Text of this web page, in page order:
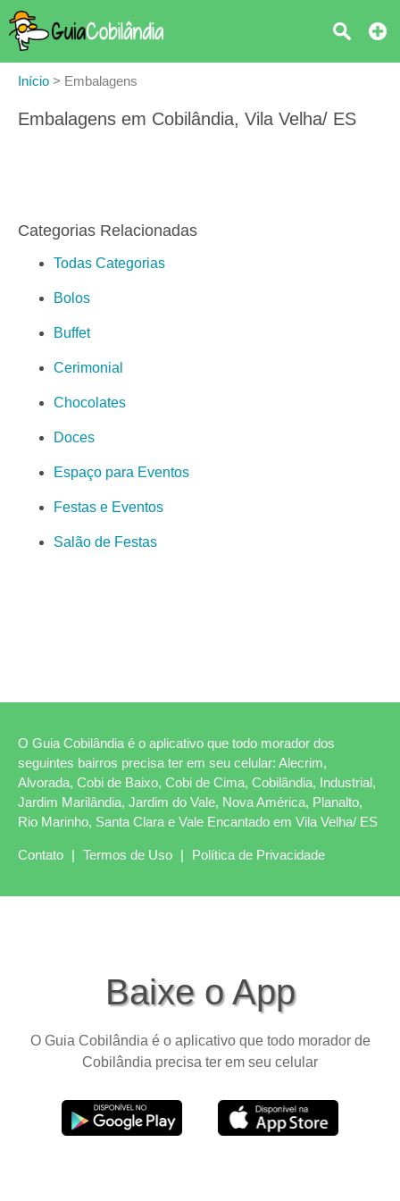
Início > Embalagens
Embalagens em Cobilândia, Vila Velha/ ES
Categorias Relacionadas
Todas Categorias
Bolos
Buffet
Cerimonial
Chocolates
Doces
Espaço para Eventos
Festas e Eventos
Salão de Festas
O Guia Cobilândia é o aplicativo que todo morador dos
seguintes bairros precisa ter em seu celular: Alecrim,
Alvorada, Cobi de Baixo, Cobi de Cima, Cobilândia, Industrial,
Jardim Marilândia, Jardim do Vale, Nova América, Planalto,
Rio Marinho, Santa Clara e Vale Encantado em Vila Velha/ ES
Contato | Termos de Uso | Política de Privacidade
Baixe o App
O Guia Cobilândia é o aplicativo que todo morador de
Cobilândia precisa ter em seu celular